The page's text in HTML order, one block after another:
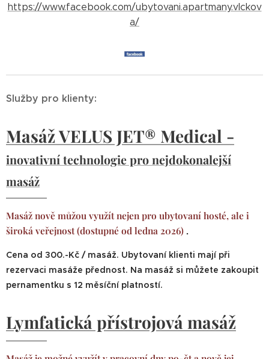
https://www.facebook.com/ubytovani.apartmany.vlckov
a/
Služby pro klienty:
Masáž VELUS JET® Medical -
inovativní technologie pro nejdokonalejší
masáž
Masáž nově můžou využít nejen pro ubytovaní hosté, ale i
široká veřejnost (dostupné od ledna 2026) .
Cena od 300.-Kč / masáž. Ubytovaní klienti mají při
rezervaci masáže přednost. Na masáž si můžete zakoupit
pernamentku s 12 měsíční platností.
Lymfatická přístrojová masáž